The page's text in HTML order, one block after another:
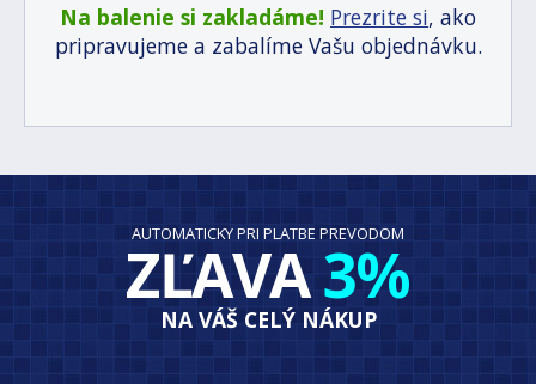
Na balenie si zakladáme! Prezrite si, ako
pripravujeme a zabalíme Vašu objednávku.
AUTOMATICKY PRI PLATBE PREVODOM
ZĽAVA3%
NA VÁŠ CELÝ NÁKUP